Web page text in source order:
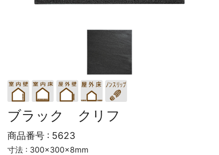
ブラック クリフ
商品番号 : 5623
寸法 : 300×300×8mm